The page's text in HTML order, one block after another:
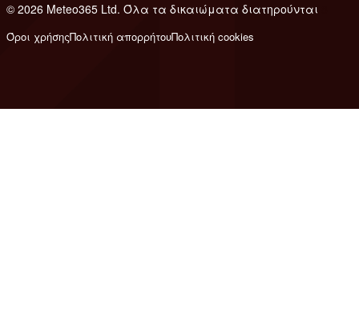
© 2026 Meteo365 Ltd. Όλα τα δικαιώματα διατηρούνται
Όροι χρήσηςΠολιτική απορρήτουΠολιτική cookies